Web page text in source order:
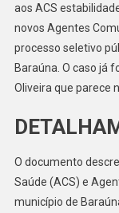
aos ACS
novos Agentes
processo seletivo
Baraúna. O caso já
Oliveira que parece
O documento
Saúde (ACS) e
município de